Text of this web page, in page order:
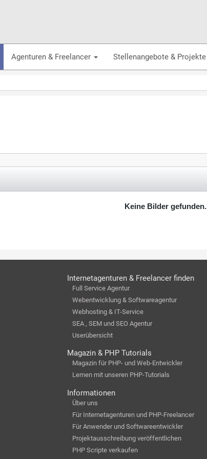
Agenturen & Freelancer Stellenangebote & Projekte
Keine Bilder gefunden.
Internetagenturen & Freelancer finden
Full Service Agentur
Webentwicklung & Softwareagentur
Webhosting & IT-Service
SEA , SEM und SEO Agentur
Userübersicht
Magazin & PHP Tutorials
Magazin für PHP- und Web-Entwickler
Lernen mit unseren PHP-Tutorials
Informationen
Über uns
Für Internetagenturen und PHP-Freelancer
Für Anwender und Softwareentwickler
Projektausschreibung veröffentlichen
PHP Scripte verkaufen